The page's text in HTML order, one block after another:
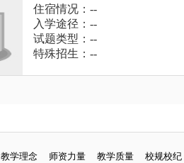
住宿情况：--
入学途径：--
试题类型：--
特殊招生：--
教学理念 师资力量 教学质量
校规校纪